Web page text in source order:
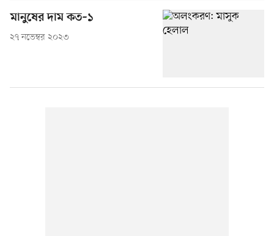
মানুষের দাম কত–১
২৭ নভেম্বর ২০২৩